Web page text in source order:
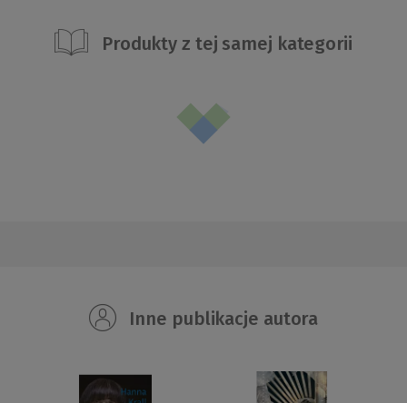
Produkty z tej samej kategorii
Inne publikacje autora